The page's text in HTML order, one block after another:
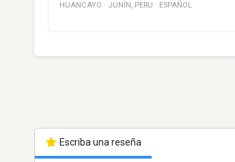
HUANCAYO · JUNÍN , PERU · ESPAÑOL
Escriba una reseña